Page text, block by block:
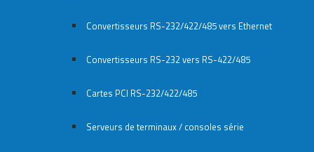
Convertisseurs RS-232/422/485 vers Ethernet
Convertisseurs RS-232 vers RS-422/485
Cartes PCI RS-232/422/485
Serveurs de terminaux / consoles série